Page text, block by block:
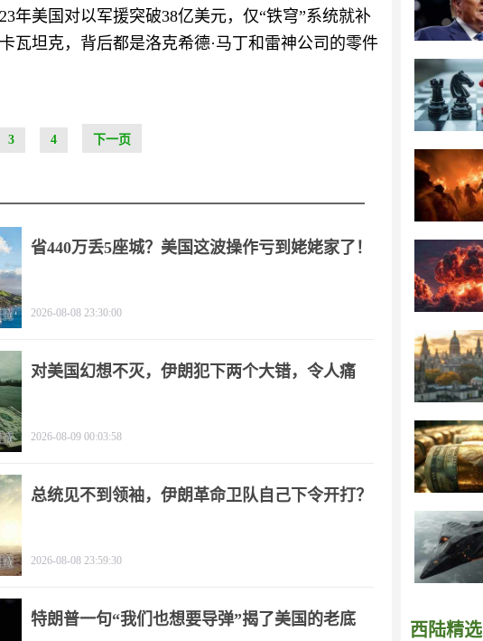
年美国对以军援突破38亿美元，仅“铁穹”系统就补
瓦坦克，背后都是洛克希德·马丁和雷神公司的零件
3 4 下一页
西陆精选
省440万丢5座城？美国这波操作亏到姥姥家了！
2026-08-08 23:30:00
对美国幻想不灭，伊朗犯下两个大错，令人痛
2026-08-09 00:03:58
总统见不到领袖，伊朗革命卫队自己下令开打？
2026-08-08 23:59:30
特朗普一句“我们也想要导弹”揭了美国的老底